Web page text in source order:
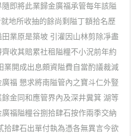
即將此業歸金廣福承管每年該隘
地所收抽的餘尚剩隘丁額拾名歷
業原是築坡 引灌因山林剪除凈盡
收其賠累社租隘糧不小況前年約
業開成出息頗資隘費自當酌議裁減
福 懇求將南隘管內之寶斗仁外豎
金同和應管界內及深井糞箕 湖等
福隘糧谷捌拾肆石按作兩季交納
拾肆石出單付執為憑各無異言今欲